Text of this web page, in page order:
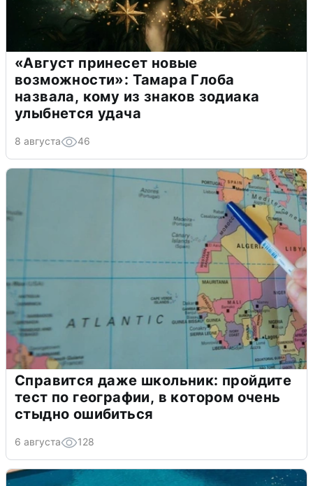
«Август принесет новые
возможности»: Тамара Глоба
назвала, кому из знаков зодиака
улыбнется удача
8 августа 46
Справится даже школьник: пройдите
тест по географии, в котором очень
стыдно ошибиться
6 августа 128